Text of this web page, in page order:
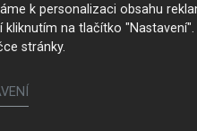
k personalizaci obsahu
kliknutím na tlačítko
stránky.